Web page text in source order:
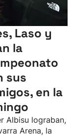
Laso y
la
sus
en la
Albisu lograban,
Arena, la